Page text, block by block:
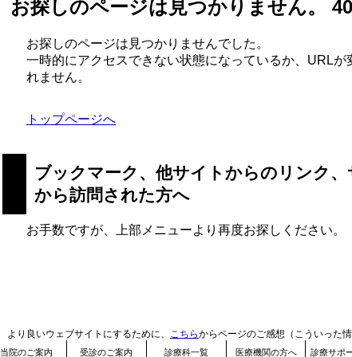
お探しのページは見つかりません。
お探しのページは見つかりませんでした。
一時的にアクセスできない状態になっているか、URLが
れません。
トップページへ
ブックマーク、他サイトからのリンク
から訪問された方へ
お手数ですが、上部メニューより再度お探しください。
より良いウェブサイトにするために、 こちらからページのご感想（こういった
当院のご案内
受診のご案内 診療科一覧 医療機関の方へ 診療サポ